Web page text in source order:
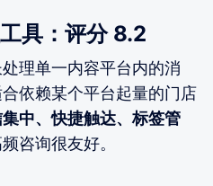
具：评分 8.2
理单一内容平台内的消
依赖某个平台起量的门店
中、快捷触达、标签管
咨询很友好。